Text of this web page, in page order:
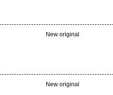
New original
New original